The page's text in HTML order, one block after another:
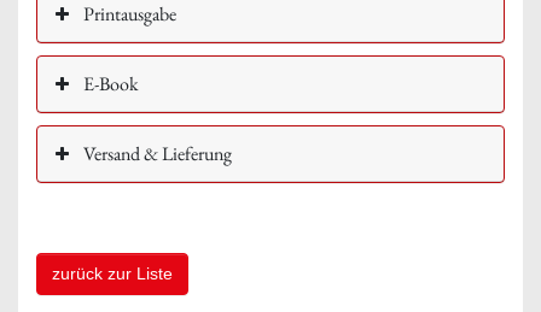
Printausgabe
E-Book
Versand & Lieferung
zurück zur Liste